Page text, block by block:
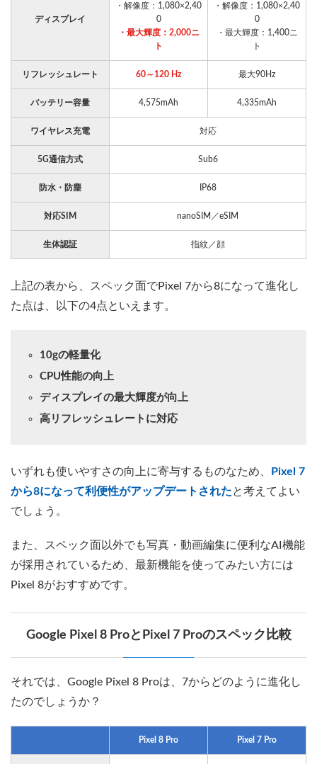
ディスプレイ
・解像度：1,080×2,40
0
・最大輝度：2,000ニ
ト
・解像度：1,080×2,40
0
・最大輝度：1,400ニ
ト
リフレッシュレート 60～120 Hz 最大90Hz
バッテリー容量 4,575mAh 4,335mAh
ワイヤレス充電 対応
5G通信方式 Sub6
防水・防塵 IP68
対応SIM nanoSIM／eSIM
生体認証 指紋／顔
上記の表から、スペック面でPixel 7から8になって進化し
た点は、以下の4点といえます。
10gの軽量化
CPU性能の向上
ディスプレイの最大輝度が向上
高リフレッシュレートに対応
いずれも使いやすさの向上に寄与するものなため、
Pixel 7
から8になって利便性がアップデートされたと考えてよい
でしょう。
また、スペック面以外でも写真・動画編集に便利なAI機能
が採用されているため、最新機能を使ってみたい方には
Pixel 8がおすすめです。
Google Pixel 8 ProとPixel 7 Proのスペック比較
それでは、Google Pixel 8 Proは、7からどのように進化し
たのでしょうか？
Pixel 8 Pro Pixel 7 Pro